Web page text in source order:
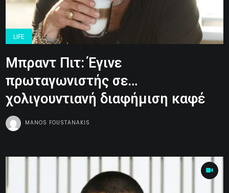
LIFE
Μπραντ Πιτ: Έγινε
πρωταγωνιστής σε…
χολιγουντιανή διαφήμιση καφέ
MANOS FOUSTANAKIS